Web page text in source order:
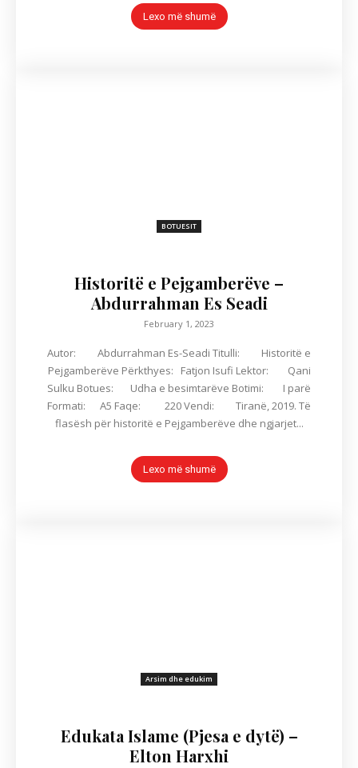
Lexo më shumë
BOTUESIT
Historitë e Pejgamberëve –
Abdurrahman Es Seadi
February 1, 2023
Autor: Abdurrahman Es-Seadi Titulli: Historitë e
Pejgamberëve Përkthyes: Fatjon Isufi Lektor: Qani
Sulku Botues: Udha e besimtarëve Botimi: I parë
Formati: A5 Faqe: 220 Vendi: Tiranë, 2019. Të
flasësh për historitë e Pejgamberëve dhe ngjarjet...
Lexo më shumë
Arsim dhe edukim
Edukata Islame (Pjesa e dytë) –
Elton Harxhi